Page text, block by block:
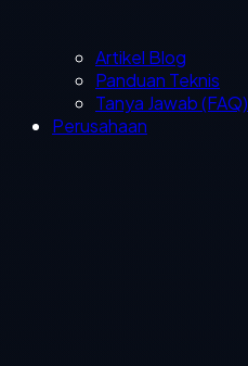
Artikel Blog
Panduan Teknis
Tanya Jawab (FAQ)
Perusahaan